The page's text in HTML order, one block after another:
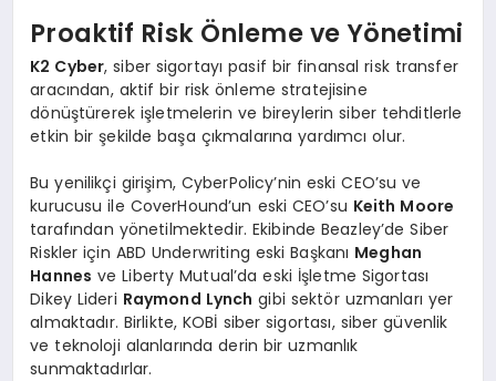
Proaktif Risk Önleme ve Yönetimi
K2 Cyber, siber sigortayı pasif bir finansal risk transfer
aracından, aktif bir risk önleme stratejisine
dönüştürerek işletmelerin ve bireylerin siber tehditlerle
etkin bir şekilde başa çıkmalarına yardımcı olur.
Bu yenilikçi girişim, CyberPolicy’nin eski CEO’su ve
kurucusu ile CoverHound’un eski CEO’su Keith Moore
tarafından yönetilmektedir. Ekibinde Beazley’de Siber
Riskler için ABD Underwriting eski Başkanı Meghan
Hannes ve Liberty Mutual’da eski İşletme Sigortası
Dikey Lideri Raymond Lynch gibi sektör uzmanları yer
almaktadır. Birlikte, KOBİ siber sigortası, siber güvenlik
ve teknoloji alanlarında derin bir uzmanlık
sunmaktadırlar.